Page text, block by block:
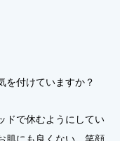
を付けていますか？
ドで休むようにしてい
肌にも良くない。笑顔